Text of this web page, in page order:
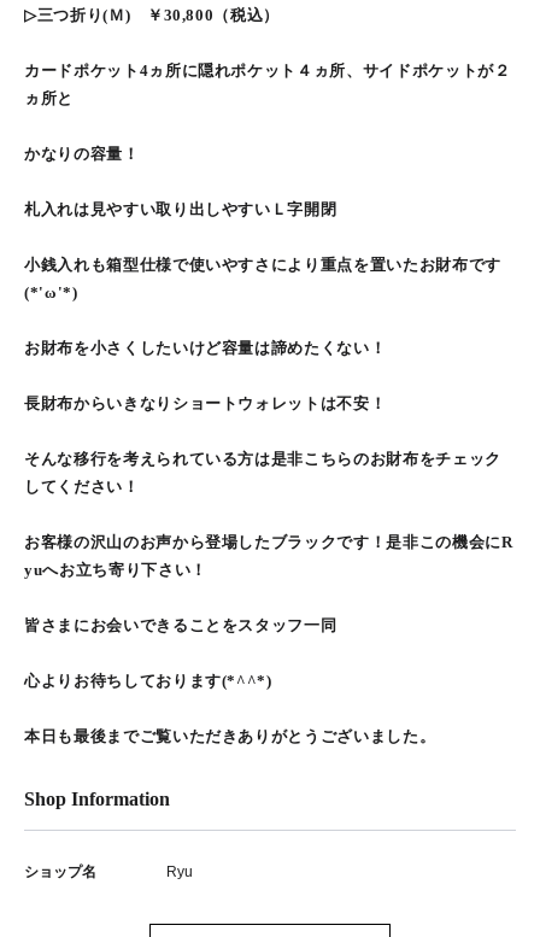
▷三つ折り(Ｍ) ￥30,800（税込）
カードポケット4ヵ所に隠れポケット４ヵ所、サイドポケットが２
ヵ所と
かなりの容量！
札入れは見やすい取り出しやすいＬ字開閉
小銭入れも箱型仕様で使いやすさにより重点を置いたお財布です
(*'ω'*)
お財布を小さくしたいけど容量は諦めたくない！
長財布からいきなりショートウォレットは不安！
そんな移行を考えられている方は是非こちらのお財布をチェック
してください！
お客様の沢山のお声から登場したブラックです！是非この機会にR
yuへお立ち寄り下さい！
皆さまにお会いできることをスタッフ一同
心よりお待ちしております(*^^*)
本日も最後までご覧いただきありがとうございました。
Shop Information
ショップ名 Ryu